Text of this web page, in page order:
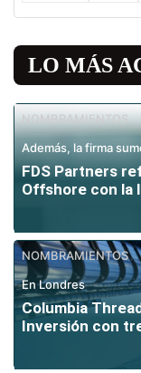
LO MÁS
NOMBRAMIENTOS
Además, la firma
FDS Partners
Offshore con la
NOMBRAMIENTOS
En Londres
Columbia
Inversión con